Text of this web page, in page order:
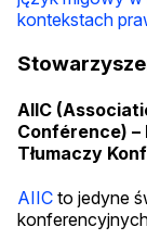
kontekstach
AIIC
Conférence)
Tłumaczy
AIIC to jedyne